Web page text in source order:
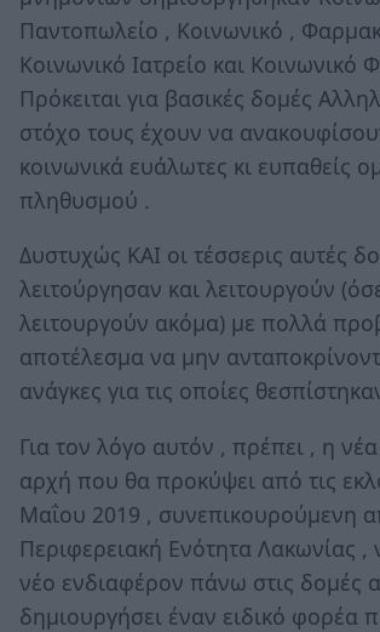
Παντοπωλείο , Κοινωνικό ,
Κοινωνικό Ιατρείο και Κοινωνικό
Πρόκειται για βασικές δομές
στόχο τους έχουν να
κοινωνικά ευάλωτες κι ευπαθείς
πληθυσμού .
Δυστυχώς ΚΑΙ οι τέσσερις αυτές
λειτούργησαν και λειτουργούν
λειτουργούν ακόμα) με πολλά
αποτέλεσμα να μην
ανάγκες για τις οποίες
Για τον λόγο αυτόν , πρέπει , η
αρχή που θα προκύψει από τις
Μαΐου 2019 , συνεπικουρούμενη
Περιφερειακή Ενότητα Λακωνίας ,
νέο ενδιαφέρον πάνω στις δομές
δημιουργήσει έναν ειδικό φορέα